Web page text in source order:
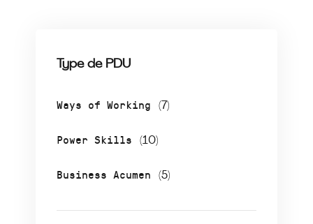
Type de PDU
Ways of Working (7)
Power Skills (10)
Business Acumen (5)